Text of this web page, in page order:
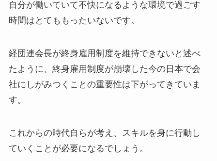
自分が働いていて不快になるような環境で過ごす
時間はとてももったいないです。
経団連会長が終身雇用制度を維持できないと述べ
たように、終身雇用制度が崩壊した今の日本で会
社にしがみつくことの重要性は下がってきていま
す。
これからの時代自らが考え、スキルを身に行動し
ていくことが必要になるでしょう。